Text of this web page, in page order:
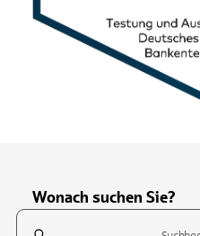
Wonach suchen Sie?
Suchfeld